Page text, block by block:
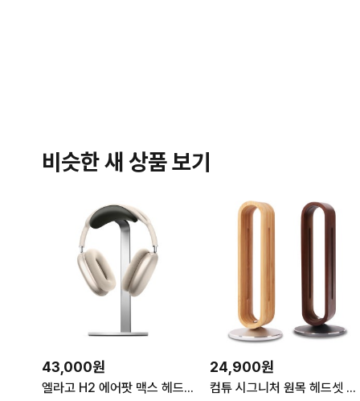
비슷한 새 상품 보기
43,000원
엘라고 H2 에어팟 맥스 헤드폰 거치대 실버 1개 헤드셋걸이 홀더
24,900원
컴튜 시그니처 원목 헤드셋 거치대 / 헤드폰 걸이 스탠드